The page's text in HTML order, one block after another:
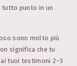
tutto punto in un
sono molto più
significa che tu
tuoi testimoni 2–3